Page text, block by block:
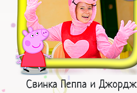
Свинка Пеппа и Джордж